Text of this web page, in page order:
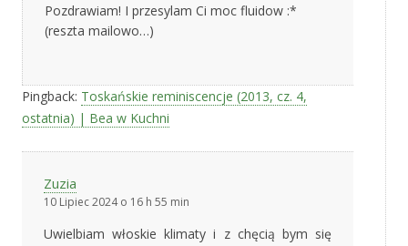
Pozdrawiam! I przesylam Ci moc fluidow :*
(reszta mailowo…)
Pingback: Toskańskie reminiscencje (2013, cz. 4,
ostatnia) | Bea w Kuchni
Zuzia
10 Lipiec 2024 o 16 h 55 min
Uwielbiam włoskie klimaty i z chęcią bym się